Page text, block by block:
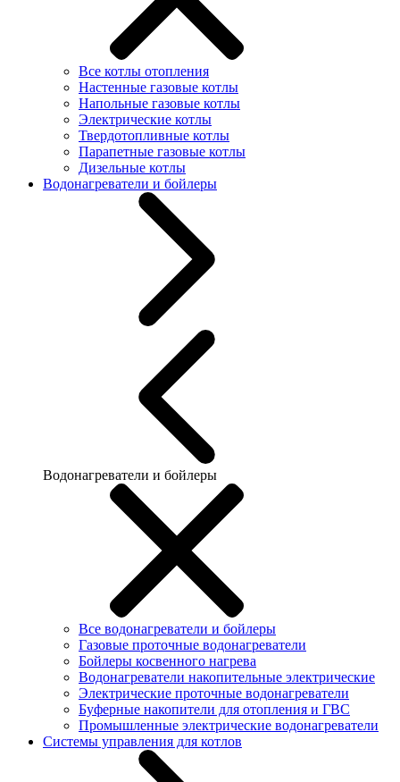
Все котлы отопления
Настенные газовые котлы
Напольные газовые котлы
Электрические котлы
Твердотопливные котлы
Парапетные газовые котлы
Дизельные котлы
Водонагреватели и бойлеры
Водонагреватели и бойлеры
Все водонагреватели и бойлеры
Газовые проточные водонагреватели
Бойлеры косвенного нагрева
Водонагреватели накопительные электрические
Электрические проточные водонагреватели
Буферные накопители для отопления и ГВС
Промышленные электрические водонагреватели
Системы управления для котлов